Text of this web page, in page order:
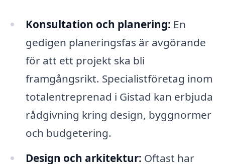
Konsultation och planering: En
gedigen planeringsfas är avgörande
för att ett projekt ska bli
framgångsrikt. Specialistföretag inom
totalentreprenad i Gistad kan erbjuda
rådgivning kring design, byggnormer
och budgetering.
Design och arkitektur: Oftast har